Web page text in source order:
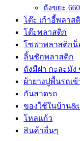
ถังขยะ
โต๊ะ เก้าอี้พลาส
โต๊ะพลาสติก
โซฟาพลาสติกน็
ลิ้นชักพลาสติก
ถังมีฝา กะละมัง
ผ้ายางปูพื้นรถเข้
กันสาดรถ
ของใช้ในบ้าน&
โหลแก้ว
สินค้าอื่นๆ